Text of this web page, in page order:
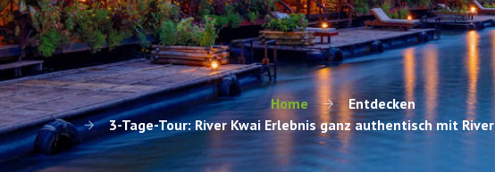
Home
Entdecken
3-Tage-Tour: River Kwai Erlebnis ganz authentisch mit